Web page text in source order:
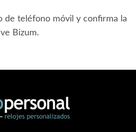
de teléfono móvil y confirma la
Bizum.